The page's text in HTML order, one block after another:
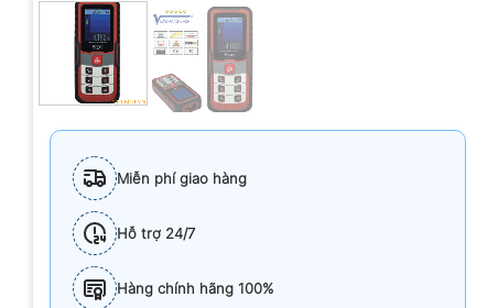
Miễn phí giao hàng
Hỗ trợ 24/7
Hàng chính hãng 100%